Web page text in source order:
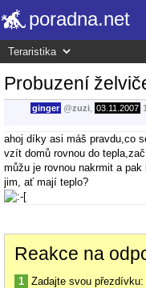
poradna.net
Probuzení
ginger @zuzi 03.11.2007
ahoj díky asi máš pravdu,co
vzít domů rovnou do
můžu je rovnou nakrmit a
jim, ať mají teplo?
Reakce na
1 Zadajte svou přezdívku: